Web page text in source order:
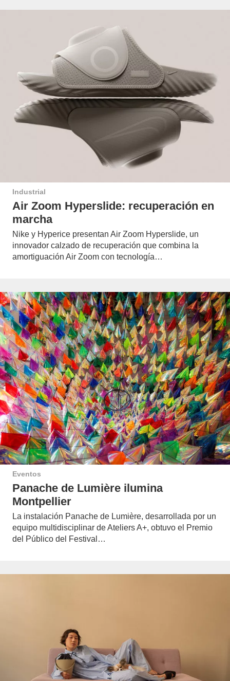
Industrial
Air Zoom Hyperslide: recuperación en
marcha
Nike y Hyperice presentan Air Zoom Hyperslide, un
innovador calzado de recuperación que combina la
amortiguación Air Zoom con tecnología…
Eventos
Panache de Lumière ilumina
Montpellier
La instalación Panache de Lumière, desarrollada por un
equipo multidisciplinar de Ateliers A+, obtuvo el Premio
del Público del Festival…